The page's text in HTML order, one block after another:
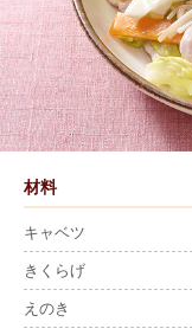
材料
キャベツ
きくらげ
えのき